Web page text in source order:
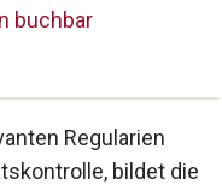
buchbar
Regularien
bildet die